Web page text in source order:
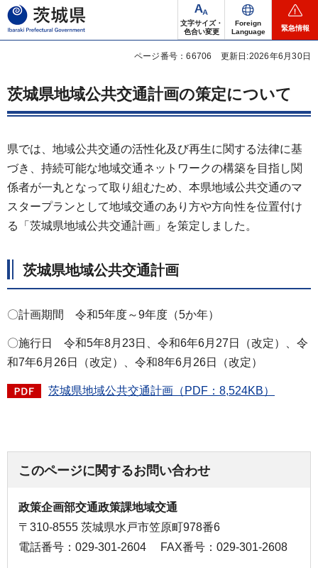
茨城県
文字サイズ・
色合い変更
Foreign
Language
緊急情報
ページ番号：66706 更新日:2026年6月30日
茨城県地域公共交通計画の策定について
県では、地域公共交通の活性化及び再生に関する法律に基
づき、持続可能な地域交通ネットワークの構築を目指し関
係者が一丸となって取り組むため、本県地域公共交通のマ
スタープランとして地域交通のあり方や方向性を位置付け
る「茨城県地域公共交通計画」を策定しました。
茨城県地域公共交通計画
〇計画期間 令和5年度～9年度（5か年）
〇施行日 令和5年8月23日、令和6年6月27日（改定）、令
和7年6月26日（改定）、令和8年6月26日（改定）
茨城県地域公共交通計画（PDF：8,524KB）
このページに関するお問い合わせ
政策企画部交通政策課地域交通
〒310-8555 茨城県水戸市笠原町978番6
電話番号：029-301-2604
FAX番号：029-301-2608